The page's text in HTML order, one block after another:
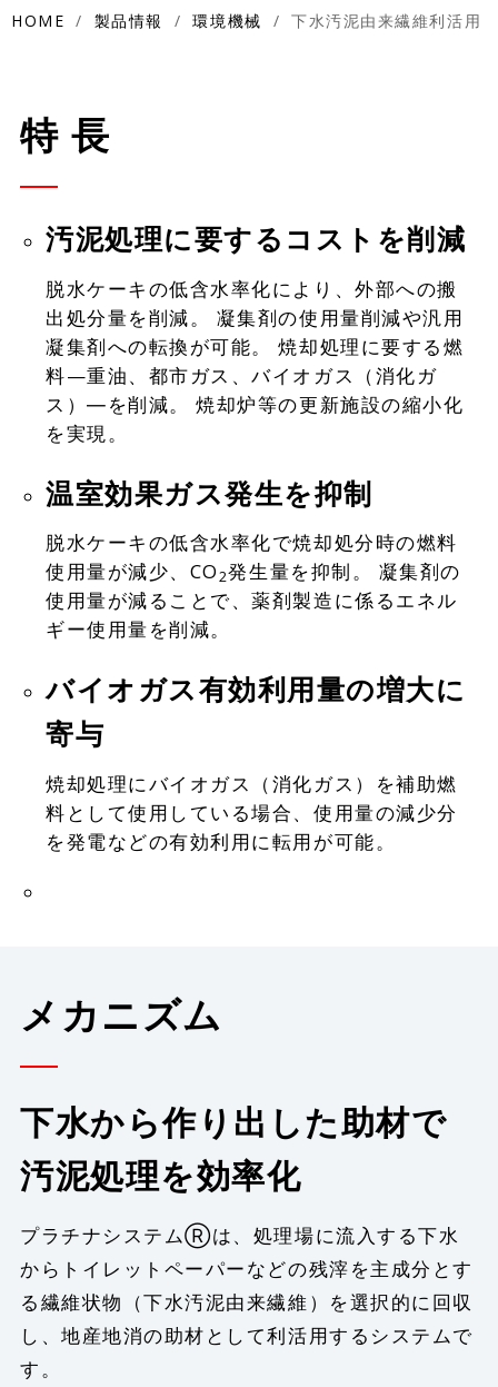
HOME 製品情報 環境機械 下水汚泥由来繊維利活用システム「プラチナシステム」
特 長
汚泥処理に要するコストを削減
脱水ケーキの低含水率化により、外部への搬
出処分量を削減。
凝集剤の使用量削減や汎用
凝集剤への転換が可能。
焼却処理に要する燃
料—重油、都市ガス、バイオガス（消化ガ
ス）―を削減。
焼却炉等の更新施設の縮小化
を実現。
温室効果ガス発生を抑制
脱水ケーキの低含水率化で焼却処分時の燃料
使用量が減少、CO2発生量を抑制。
凝集剤の
使用量が減ることで、薬剤製造に係るエネル
ギー使用量を削減。
バイオガス有効利用量の増大に
寄与
焼却処理にバイオガス（消化ガス）を補助燃
料として使用している場合、使用量の減少分
を発電などの有効利用に転用が可能。
メカニズム
下水から作り出した助材で
汚泥処理を効率化
プラチナシステムⓇは、処理場に流入する下水
からトイレットペーパーなどの残滓を主成分とす
る繊維状物（下水汚泥由来繊維）を選択的に回収
し、地産地消の助材として利活用するシステムで
す。